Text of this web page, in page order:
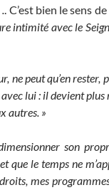
. C’est bien le sens
intimité avec le
ne peut qu’en
lui : il devient
autres. »
son
que le temps ne
mes